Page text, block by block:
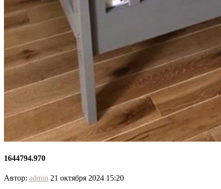
1644794.970
Автор: admin 21 октября 2024 15:20